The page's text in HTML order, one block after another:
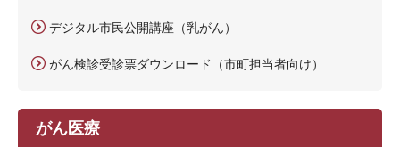
デジタル市民公開講座（乳がん）
がん検診受診票ダウンロード（市町担当者向け）
がん医療